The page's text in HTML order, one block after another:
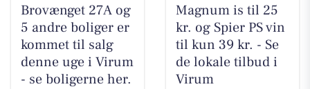
Brovænget 27A og
5 andre boliger er
kommet til salg
denne uge i Virum
- se boligerne her.
Magnum is til 25
kr. og Spier PS vin
til kun 39 kr. - Se
de lokale tilbud i
Virum